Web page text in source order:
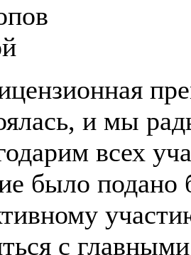
и мы
всех
было подано
с